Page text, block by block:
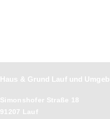
Haus & Grund Lauf und
Simonshofer Straße 18
91207 Lauf